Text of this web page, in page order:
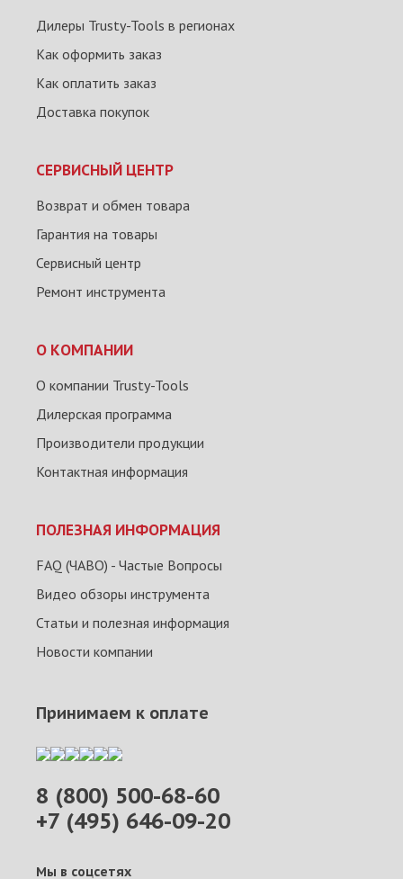
Дилеры Trusty-Tools в регионах
Как оформить заказ
Как оплатить заказ
Доставка покупок
СЕРВИСНЫЙ ЦЕНТР
Возврат и обмен товара
Гарантия на товары
Сервисный центр
Ремонт инструмента
О КОМПАНИИ
О компании Trusty-Tools
Дилерская программа
Производители продукции
Контактная информация
ПОЛЕЗНАЯ ИНФОРМАЦИЯ
FAQ (ЧАВО) - Частые Вопросы
Видео обзоры инструмента
Статьи и полезная информация
Новости компании
8 (800) 500-68-60
+7 (495) 646-09-20
Мы в соцсетях
Принимаем к оплате